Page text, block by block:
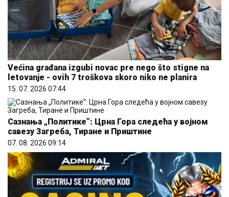
Većina građana izgubi novac pre nego što stigne na
letovanje - ovih 7 troškova skoro niko ne planira
15. 07. 2026 07:44
Сазнања „Политике”: Црна Гора следећа у војном
савезу Загреба, Тиране и Приштине
07. 08. 2026 09:14